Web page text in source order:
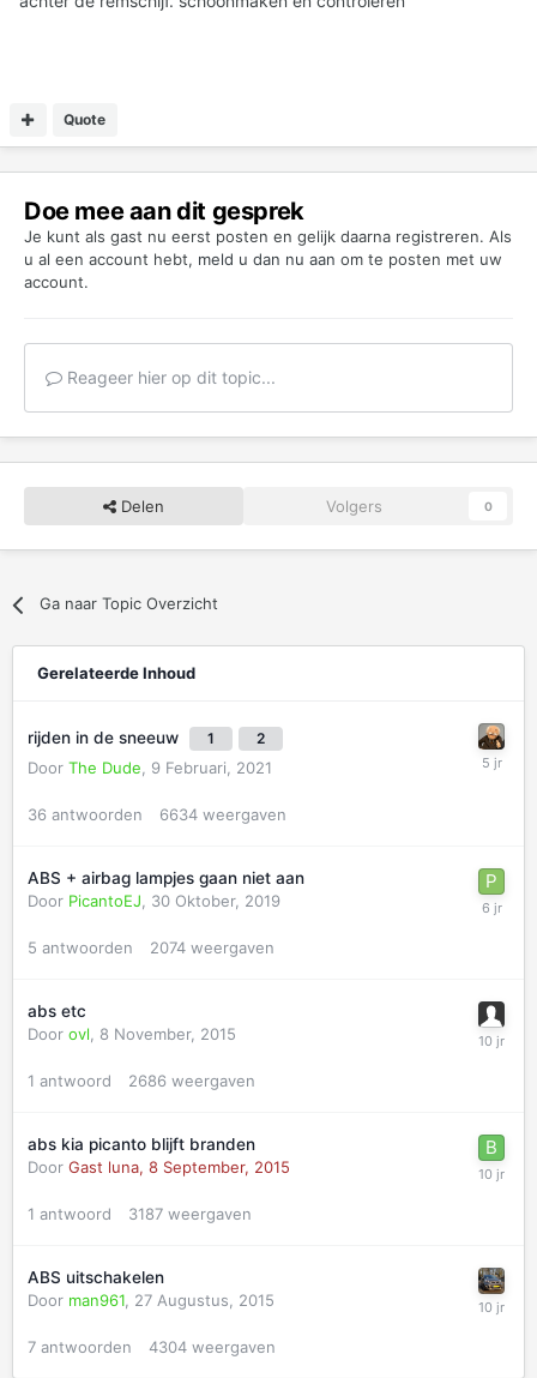
Quote
Doe mee aan dit gesprek
Je kunt als gast nu eerst posten en gelijk daarna registreren. Als
u al een account hebt, meld u dan nu aan om te posten met uw
account.
Reageer hier op dit topic...
Delen Volgers 0
Ga naar Topic Overzicht
Gerelateerde Inhoud
rijden in de sneeuw 1 2
Door The Dude, 9 Februari, 2021
36 antwoorden 6634 weergaven
ABS + airbag lampjes gaan niet aan
Door PicantoEJ, 30 Oktober, 2019
5 antwoorden 2074 weergaven
abs etc
Door ovl, 8 November, 2015
1 antwoord 2686 weergaven
abs kia picanto blijft branden
Door Gast luna, 8 September, 2015
1 antwoord 3187 weergaven
ABS uitschakelen
Door man961, 27 Augustus, 2015
7 antwoorden 4304 weergaven